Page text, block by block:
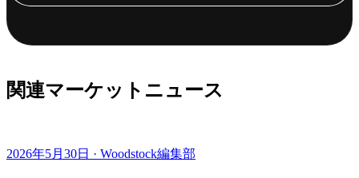
関連マーケットニュース
2026年5月30日 · Woodstock編集部